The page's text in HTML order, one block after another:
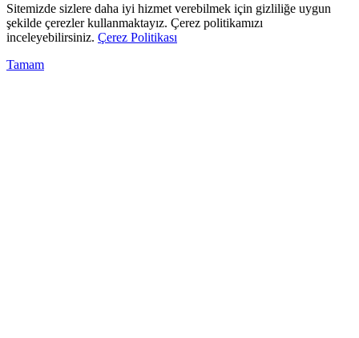
Sitemizde sizlere daha iyi hizmet verebilmek için gizliliğe uygun
şekilde çerezler kullanmaktayız. Çerez politikamızı
inceleyebilirsiniz. Çerez Politikası
Tamam